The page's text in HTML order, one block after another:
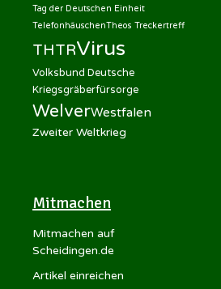
Tag der Deutschen Einheit
TelefonhäuschenTheos Treckertreff
THTRVirus
Volksbund Deutsche
Kriegsgräberfürsorge
WelverWestfalen
Zweiter Weltkrieg
Mitmachen
Mitmachen auf
Scheidingen.de
Artikel einreichen